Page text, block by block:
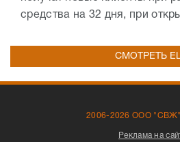
средства на 32 дня, при
СМОТРЕТЬ
2006-2026 ООО
Реклама на